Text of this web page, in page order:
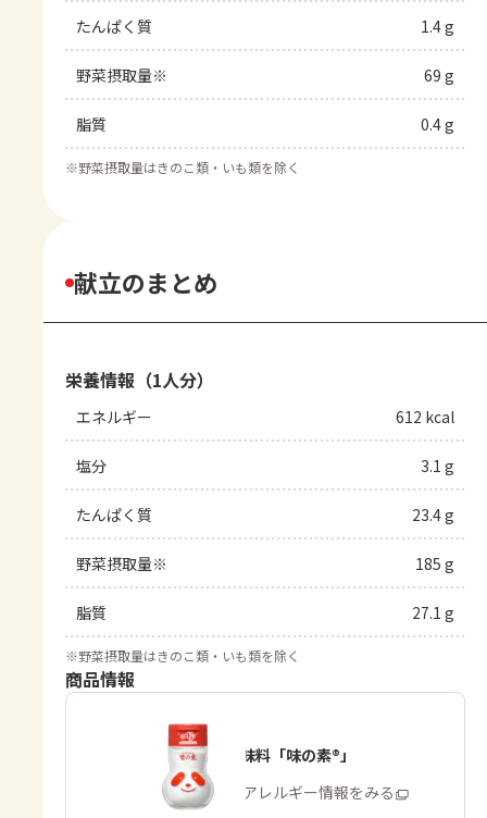
たんぱく質 1.4 g
野菜摂取量※ 69 g
脂質 0.4 g
※野菜摂取量はきのこ類・いも類を除く
献立のまとめ
栄養情報（1人分）
エネルギー 612 kcal
塩分 3.1 g
たんぱく質 23.4 g
野菜摂取量※ 185 g
脂質 27.1 g
※野菜摂取量はきのこ類・いも類を除く
商品情報
うま味調味料「味の素®」
商品・アレルギー情報をみる